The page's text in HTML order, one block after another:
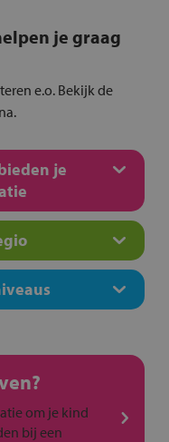
je graag
e.o. Bekijk de
je
om je kind
bij een